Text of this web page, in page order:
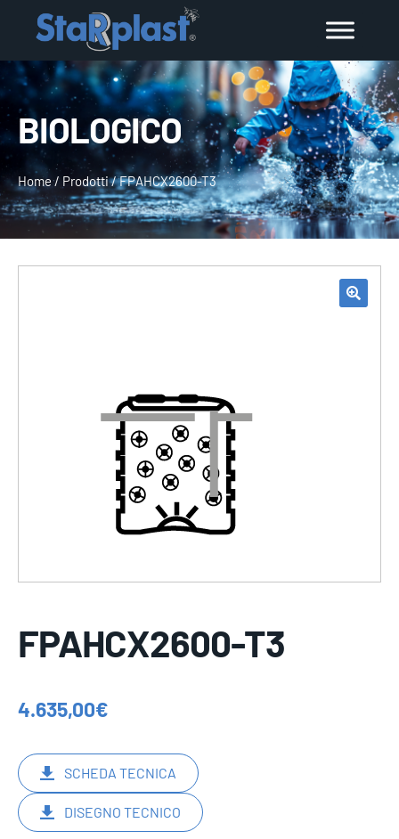
BIOLOGICO
Home/ Prodotti/FPAHCX2600-T3
FPAHCX2600-T3
4.635,00€
SCHEDA TECNICA
DISEGNO TECNICO